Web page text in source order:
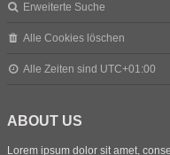
Erweiterte Suche
Alle Cookies löschen
Alle Zeiten sind UTC+01:00
ABOUT US
Lorem ipsum dolor sit amet,